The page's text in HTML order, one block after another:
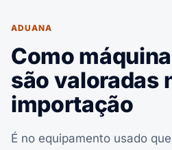
ADUANA
Como
são valoradas
importação
É no equipamento usado